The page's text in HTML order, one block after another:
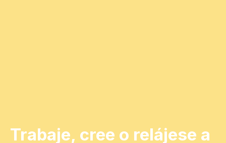
Trabaje, cree o relájese a